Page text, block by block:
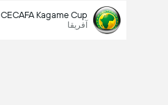
CECAFA Kagame Cup
آفریقا